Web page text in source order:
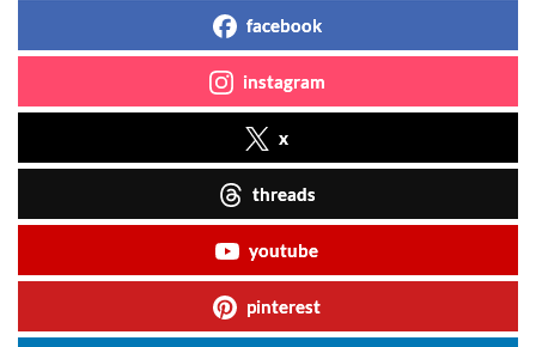
facebook
instagram
x
threads
youtube
pinterest